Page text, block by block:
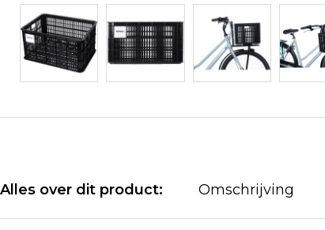
Alles over dit product: Omschrijving